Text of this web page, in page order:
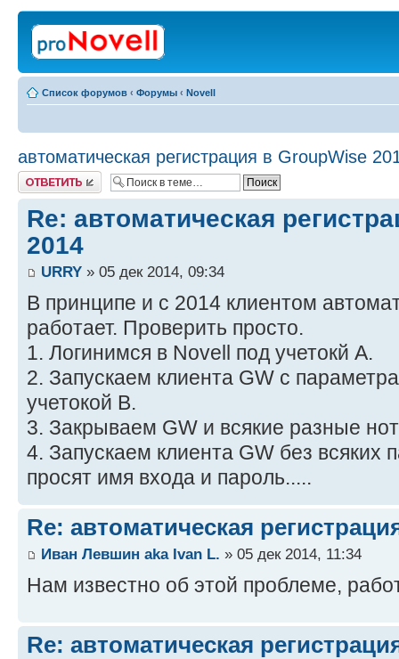
Список форумов ‹ Форумы ‹ Novell
автоматическая регистрация в GroupWise
Ответить
Re: автоматическая
2014
URRY » 05 дек 2014, 09:34
В принципе и с 2014 клиентом
работает. Проверить просто.
1. Логинимся в Novell под учетокй А.
2. Запускаем клиента GW c
учетокой B.
3. Закрываем GW и всякие разные
4. Запускаем клиента GW без всяких
просят имя входа и пароль.....
Re: автоматическая
Иван Левшин aka Ivan L. » 05 дек 2014, 11:34
Нам известно об этой проблеме,
Re: автоматическая